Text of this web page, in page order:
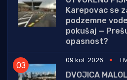
Karepovac se
podzemne
pokušaj —
opasnost?
09 kol. 2026
1
DVOJICA